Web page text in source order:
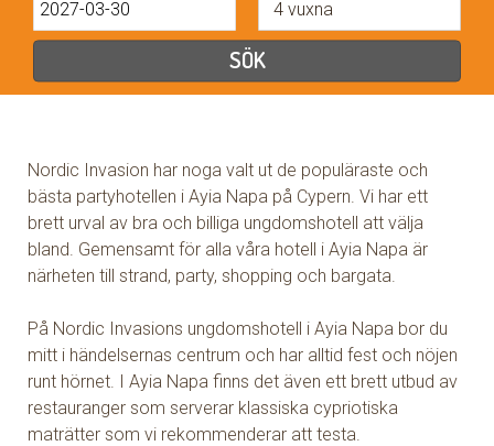
Nordic Invasion har noga valt ut de populäraste och
bästa partyhotellen i Ayia Napa på Cypern. Vi har ett
brett urval av bra och billiga ungdomshotell att välja
bland. Gemensamt för alla våra hotell i Ayia Napa är
närheten till strand, party, shopping och bargata.
På Nordic Invasions ungdomshotell i Ayia Napa bor du
mitt i händelsernas centrum och har alltid fest och nöjen
runt hörnet. I Ayia Napa finns det även ett brett utbud av
restauranger som serverar klassiska cypriotiska
maträtter som vi rekommenderar att testa.